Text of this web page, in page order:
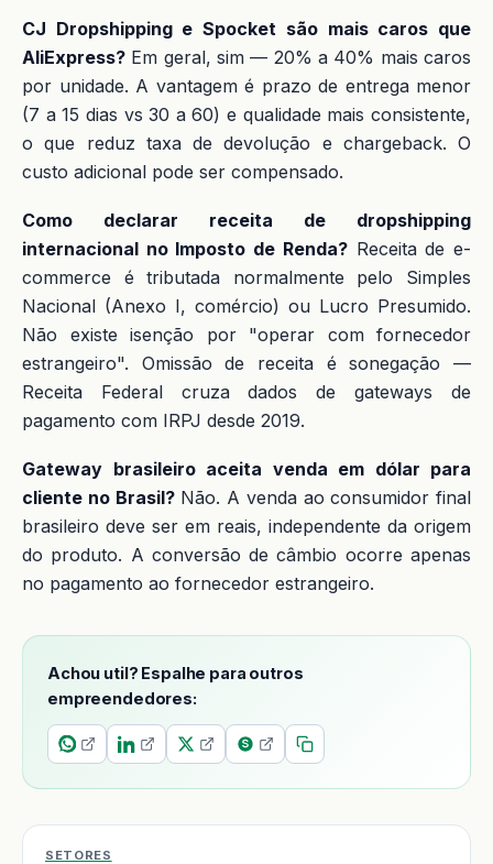
CJ Dropshipping e Spocket são mais caros que
AliExpress? Em geral, sim — 20% a 40% mais caros
por unidade. A vantagem é prazo de entrega menor
(7 a 15 dias vs 30 a 60) e qualidade mais consistente,
o que reduz taxa de devolução e chargeback. O
custo adicional pode ser compensado.
Como declarar receita de dropshipping
internacional no Imposto de Renda?Receita de e-
commerce é tributada normalmente pelo Simples
Nacional (Anexo I, comércio) ou Lucro Presumido.
Não existe isenção por "operar com fornecedor
estrangeiro". Omissão de receita é sonegação —
Receita Federal cruza dados de gateways de
pagamento com IRPJ desde 2019.
Gateway brasileiro aceita venda em dólar para
cliente no Brasil?Não. A venda ao consumidor final
brasileiro deve ser em reais, independente da origem
do produto. A conversão de câmbio ocorre apenas
no pagamento ao fornecedor estrangeiro.
Achou util? Espalhe para outros
empreendedores:
SETORES